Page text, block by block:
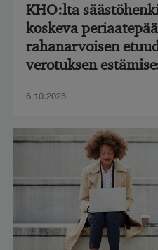
KHO:lta
koskeva
rahanarvoisen
verotuksen
6.10.2025